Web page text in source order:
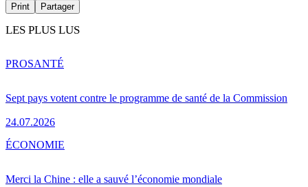
Print Partager
LES PLUS LUS
Sept pays votent contre le programme de santé de la Commission
24.07.2026
PROSANTÉ
Merci la Chine : elle a sauvé l’économie mondiale
ÉCONOMIE